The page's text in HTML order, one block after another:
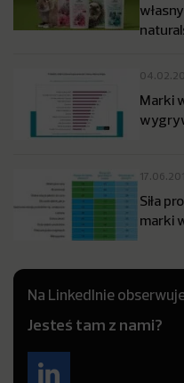
Marki
Siła
marki
Na LinkedInie
Jesteś tam z nami?